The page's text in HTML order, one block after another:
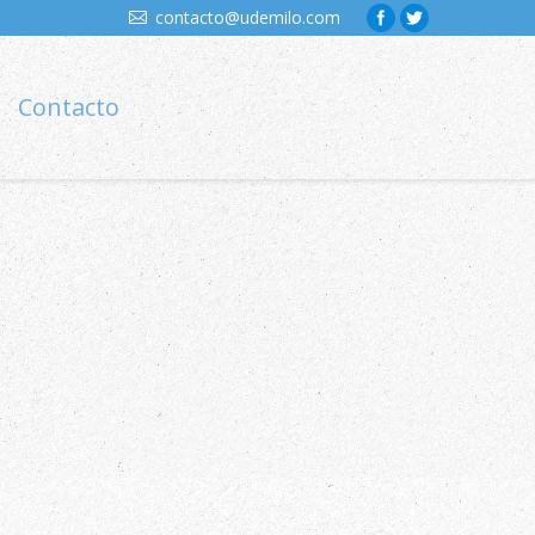
contacto@udemilo.com
Contacto